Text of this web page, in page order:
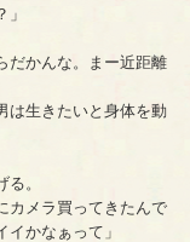
だかんな。まー近距離
は生きたいと身体を動
。
カメラ買ってきたんで
かなぁって」